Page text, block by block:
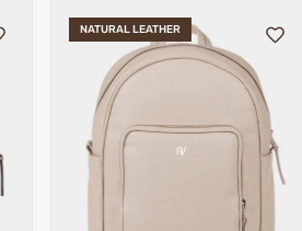
NATURAL LEATHER